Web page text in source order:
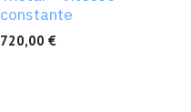
constante
720,00 €